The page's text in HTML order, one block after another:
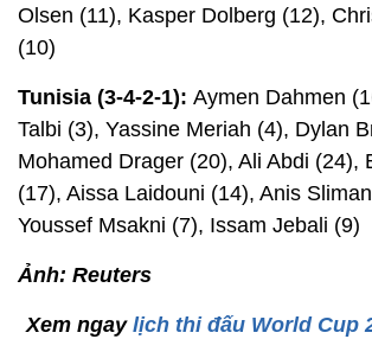
Olsen (11), Kasper Dolberg (12),
(10)
Tunisia (3-4-2-1): Aymen Dahmen
Talbi (3), Yassine Meriah (4), Dylan
Mohamed Drager (20), Ali Abdi (24),
(17), Aissa Laidouni (14), Anis
Youssef Msakni (7), Issam Jebali (9)
Ảnh: Reuters
Xem ngay lịch thi đấu World Cup